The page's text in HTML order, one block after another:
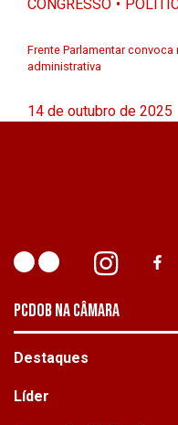
CONGRESSO
Frente Parlamentar
administrativa
14 de outubro de 2025
PCDOB NA CÂMARA
Destaques
Líder